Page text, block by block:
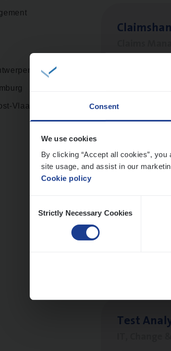
Consent
We use cookies
By clicking “Accept all cookies”,
site usage, and assist in our
Cookie policy
Selection
Strictly Necessary Cookies
Vlaanderen
IT
Antwerpen
Scha­de
Claims
Test